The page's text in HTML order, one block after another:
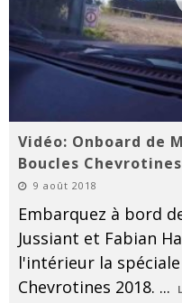
Vidéo: Onboard de
Boucles
9 août 2018
Embarquez à bord
Jussiant et Fabian
l'intérieur la spéciale
Chevrotines 2018. ...